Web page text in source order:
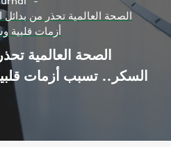
الصحة العالمية تحذر من
أزمات قلبية
الصحة العالمية
السكر.. تسبب أزمات